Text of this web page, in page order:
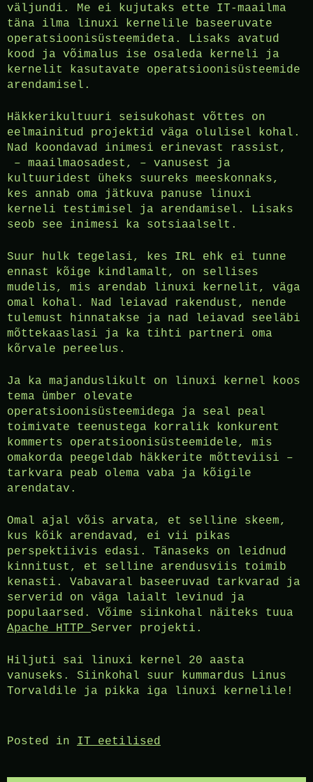
väljundi. Me ei kujutaks ette IT-maailma
täna ilma linuxi kernelile baseeruvate
operatsioonisüsteemideta. Lisaks avatud
kood ja võimalus ise osaleda kerneli ja
kernelit kasutavate operatsioonisüsteemide
arendamisel.
Häkkerikultuuri seisukohast võttes on
eelmainitud projektid väga olulisel kohal.
Nad koondavad inimesi erinevast rassist,
– maailmaosadest, – vanusest ja
kultuuridest üheks suureks meeskonnaks,
kes annab oma jätkuva panuse linuxi
kerneli testimisel ja arendamisel. Lisaks
seob see inimesi ka sotsiaalselt.
Suur hulk tegelasi, kes IRL ehk ei tunne
ennast kõige kindlamalt, on sellises
mudelis, mis arendab linuxi kernelit, väga
omal kohal. Nad leiavad rakendust, nende
tulemust hinnatakse ja nad leiavad seeläbi
mõttekaaslasi ja ka tihti partneri oma
kõrvale pereelus.
Ja ka majanduslikult on linuxi kernel koos
tema ümber olevate
operatsioonisüsteemidega ja seal peal
toimivate teenustega korralik konkurent
kommerts operatsioonisüsteemidele, mis
omakorda peegeldab häkkerite mõtteviisi –
tarkvara peab olema vaba ja kõigile
arendatav.
Omal ajal võis arvata, et selline skeem,
kus kõik arendavad, ei vii pikas
perspektiivis edasi. Tänaseks on leidnud
kinnitust, et selline arendusviis toimib
kenasti. Vabavaral baseeruvad tarkvarad ja
serverid on väga laialt levinud ja
populaarsed. Võime siinkohal näiteks tuua
Apache HTTP Server projekti.
Hiljuti sai linuxi kernel 20 aasta
vanuseks. Siinkohal suur kummardus Linus
Torvaldile ja pikka iga linuxi kernelile!
Posted in IT eetilised